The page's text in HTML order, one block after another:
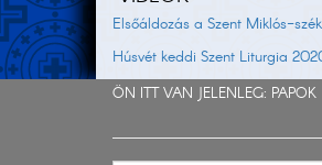
Elsőáldozás a Szent Miklós-
Húsvét keddi Szent Liturgia
ÖN ITT VAN JELENLEG: PAPOK